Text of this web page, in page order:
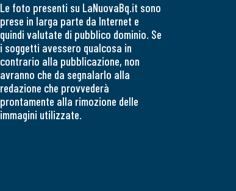
Le foto presenti su LaNuovaBq.it sono
prese in larga parte da Internet e
quindi valutate di pubblico dominio. Se
i soggetti avessero qualcosa in
contrario alla pubblicazione, non
avranno che da segnalarlo alla
redazione che provvederà
prontamente alla rimozione delle
immagini utilizzate.